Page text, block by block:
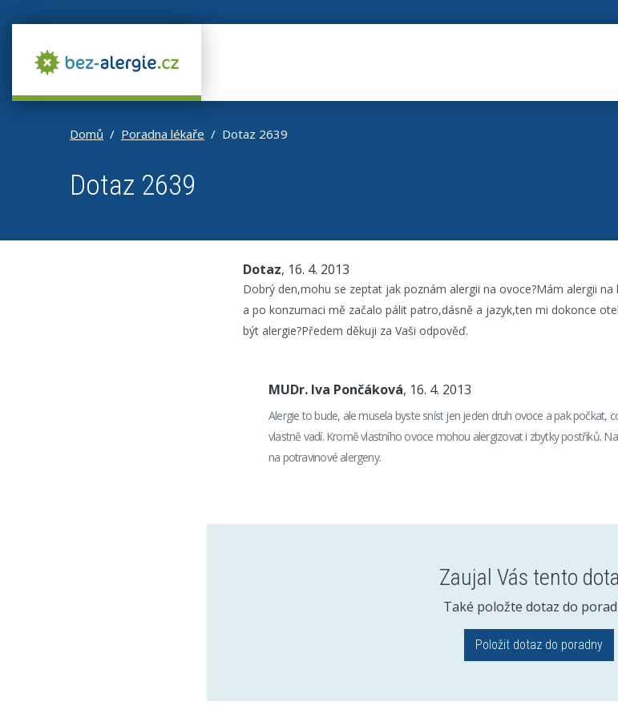
Domů Poradna lékaře Dotaz 2639
Dotaz 2639
Dotaz, 16. 4. 2013
Dobrý den,mohu se zeptat jak poznám alergii na ovoce?Mám alergii
a po konzumaci mě začalo pálit patro,dásně a jazyk,ten mi dokonce
být alergie?Předem děkuji za Vaši odpověď.
MUDr. Iva Pončáková, 16. 4. 2013
Alergie to bude, ale musela byste sníst jen jeden druh ovoce a pak počkat,
vlastně vadí. Kromě vlastního ovoce mohou alergizovat i zbytky postřiků.
na potravinové alergeny.
Zaujal Vás tento
Také položte dotaz do
Položit dotaz do poradny